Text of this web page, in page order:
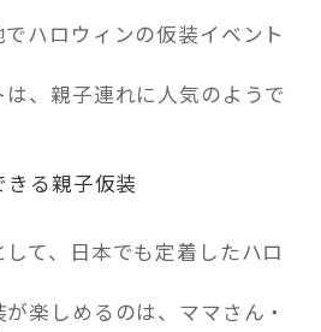
ハロウィンの仮装イベント
、親子連れに人気のようで
きる親子仮装
て、日本でも定着したハロ
楽しめるのは、ママさん・